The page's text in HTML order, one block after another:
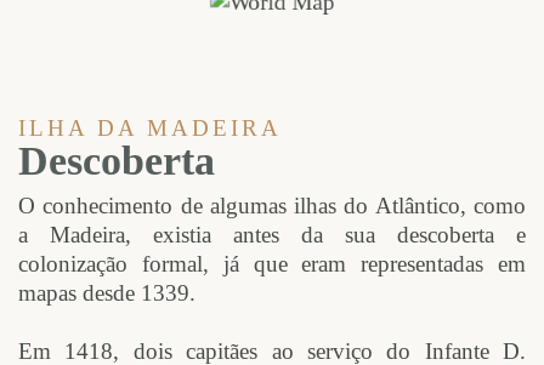
ILHA DA MADEIRA
Descoberta
O conhecimento de algumas ilhas do Atlântico, como
a Madeira, existia antes da sua descoberta e
colonização formal, já que eram representadas em
mapas desde 1339.
Em 1418, dois capitães ao serviço do Infante D.